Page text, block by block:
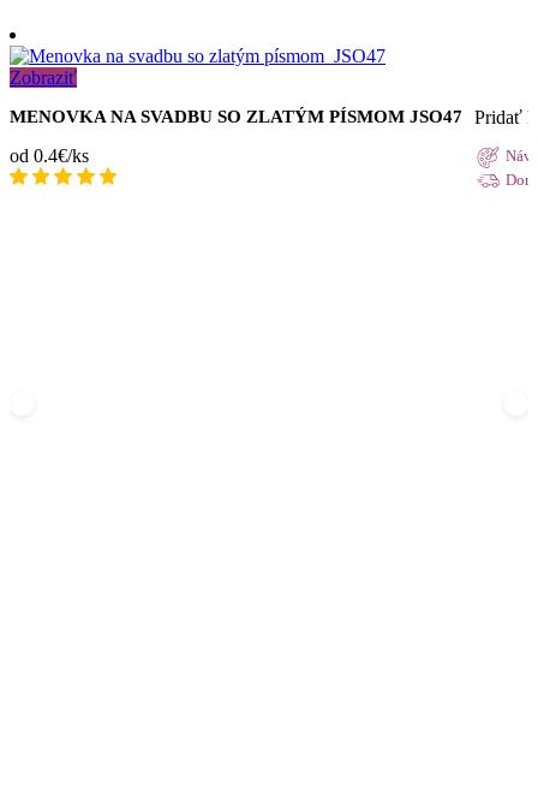
Zobraziť
MENOVKA NA SVADBU SO ZLATÝM PÍSMOM JSO47
Pridať
od 0.4€/ks